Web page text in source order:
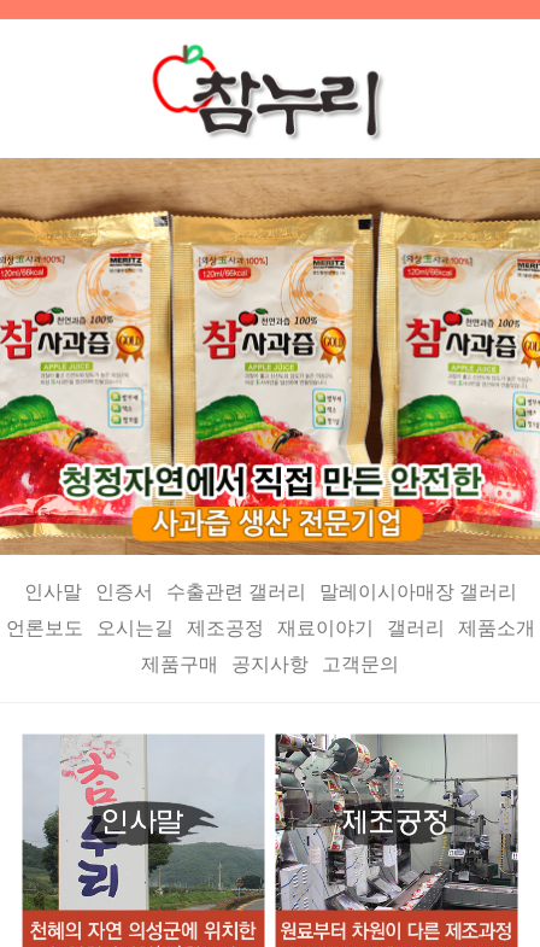
인사말 인증서 수출관련 갤러리
말레이시아매장 갤러리
언론보도
오시는길 제조공정 재료이야기 갤러리
제품소개
제품구매
공지사항 고객문의